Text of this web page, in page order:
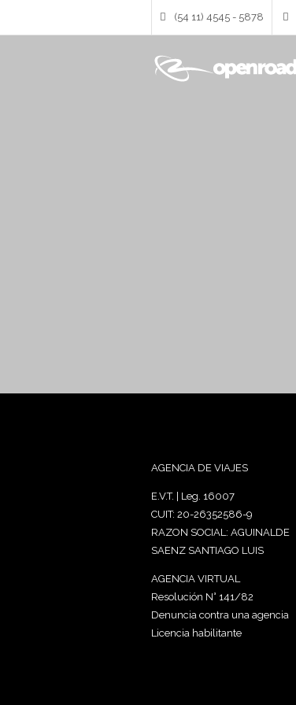
(54 11) 4545 - 5878
AGENCIA DE VIAJES
E.V.T. | Leg. 16007
CUIT: 20-26352586-9
RAZON SOCIAL: AGUINALDE
SAENZ SANTIAGO LUIS
AGENCIA VIRTUAL
Resolución N° 141/82
Denuncia contra una agencia
Licencia habilitante